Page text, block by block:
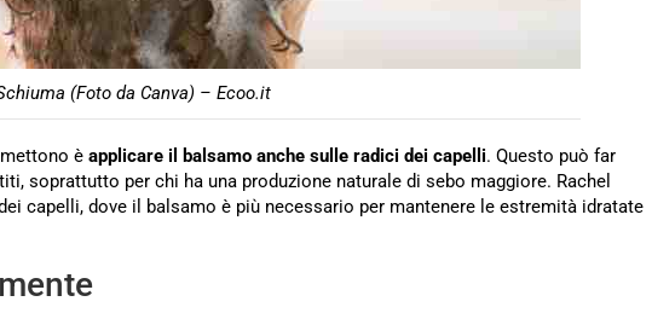
(Foto da Canva) – Ecoo.it
è applicare il balsamo anche sulle radici dei capelli. Questo può far
soprattutto per chi ha una produzione naturale di sebo maggiore. Rachel
capelli, dove il balsamo è più necessario per mantenere le estremità idratate